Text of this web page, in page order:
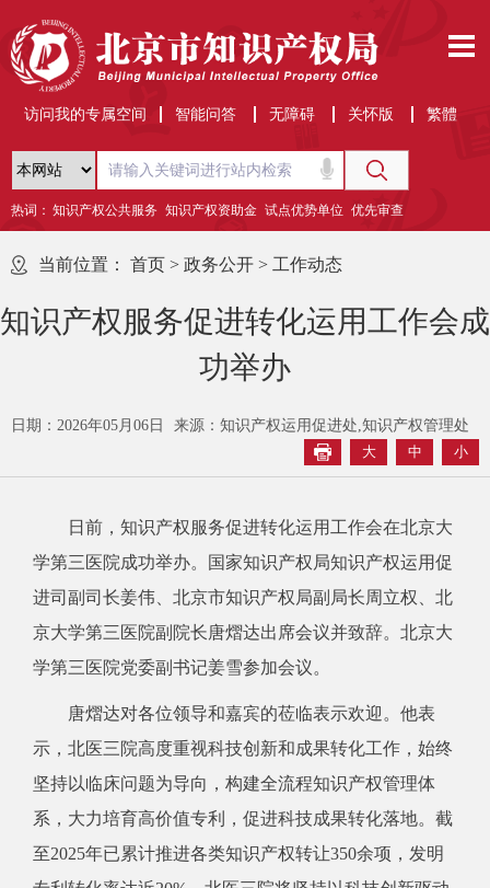
访问我的专属空间 智能问答 无障碍 关怀版 繁體
热词： 知识产权公共服务 知识产权资助金 试点优势单位 优先审查
当前位置： 首页 > 政务公开 > 工作动态
知识产权服务促进转化运用工作会成
功举办
日期：2026年05月06日
来源：知识产权运用促进处,知识产权管理处
大
中 小
日前，知识产权服务促进转化运用工作会在北京大
学第三医院成功举办。国家知识产权局知识产权运用促
进司副司长姜伟、北京市知识产权局副局长周立权、北
京大学第三医院副院长唐熠达出席会议并致辞。北京大
学第三医院党委副书记姜雪参加会议。
唐熠达对各位领导和嘉宾的莅临表示欢迎。他表
示，北医三院高度重视科技创新和成果转化工作，始终
坚持以临床问题为导向，构建全流程知识产权管理体
系，大力培育高价值专利，促进科技成果转化落地。截
至2025年已累计推进各类知识产权转让350余项，发明